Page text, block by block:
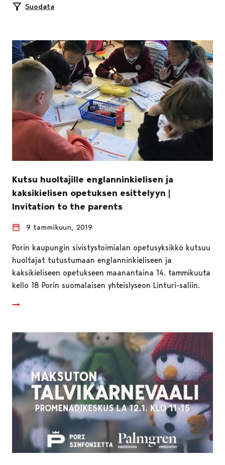
Suodata
Kutsu huoltajille englanninkielisen ja
kaksikielisen opetuksen esittelyyn |
Invitation to the parents
9 tammikuun, 2019
Porin kaupungin sivistystoimialan opetusyksikkö kutsuu
huoltajat tutustumaan englanninkieliseen ja
kaksikieliseen opetukseen maanantaina 14. tammikuuta
kello 18 Porin suomalaisen yhteislyseon Linturi-saliin.